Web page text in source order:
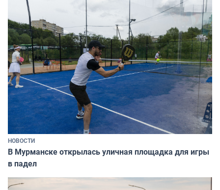
НОВОСТИ
В Мурманске открылась уличная площадка для игры
в падел